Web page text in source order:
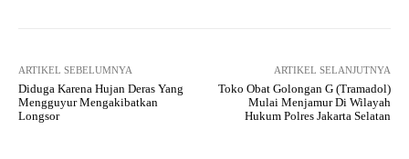
ARTIKEL SEBELUMNYA
Diduga Karena Hujan Deras Yang
Mengguyur Mengakibatkan
Longsor
ARTIKEL SELANJUTNYA
Toko Obat Golongan G (Tramadol)
Mulai Menjamur Di Wilayah
Hukum Polres Jakarta Selatan